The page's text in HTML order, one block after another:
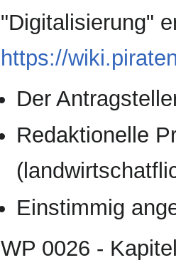
"Digitalisierung"
https://
Der
Redaktionelle
Einstimmig
WP 0026 -